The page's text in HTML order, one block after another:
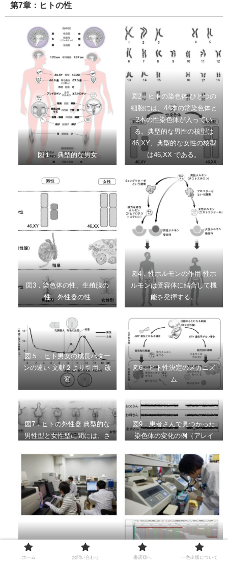
て性フェロモンを受容しなけ
ればならない。この性フェロ
モンは相手の性ホルモンによ
って産生、分泌されている。
お互いの性フェロモンを受容
することで、性行動の誘起の
みならず、中枢を介してホル
モン分泌が刺激される。
第7章：ヒトの性
図１．典型的な男女
図2．ヒトの染色体 ひとつの
細胞には、44本の常染色体と
2本の性染色体が入ってい
る。典型的な男性の核型は
46,XY、典型的な女性の核型
は46,XX である。
図3．染色体の性、生殖腺の
性、外性器の性
図4．性ホルモンの作用 性ホ
ルモンは受容体に結合して機
能を発揮する。
図５．ヒト男女の成長パター
ンの違い 文献２より引用、改
変
図6．ヒト性決定のメカニズ
ム
図7．ヒトの外性器 典型的な
男性型と女性型に間には、さ
在する。
図9．患者さんで見つかった
染色体の変化の例（アレイ
父さんとお母さんには異常が
ないが、患者さんでは染色体
の一部（矢印）が欠けてい
る。
図10．性分化疾患患者さんの遺伝子診断 遺伝子解析をしている様
子（上）と次世代シークエンスの結果の例（右）。
ホーム お問い合わせ 書店様へ 一色出版について